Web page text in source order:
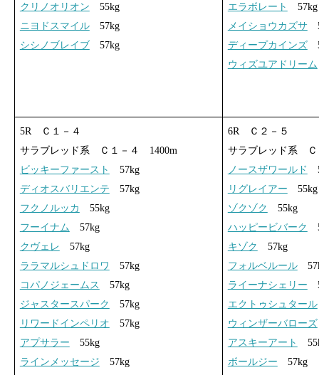
クリノオリオン 55kg
ニヨドスマイル57kg
シシノブレイブ 57kg
エラボレート
57kg
メイショウカズサ
ディープカインズ
ウィズユアドリーム
5R Ｃ１－４
サラブレッド系 Ｃ１－４ 1400m
ビッキーファースト
57kg
ディオスバリエンテ 57kg
フクノルッカ
55kg
フーイナム 57kg
クヴェレ 57kg
ララマルシュドロワ
57kg
コパノジェームス
57kg
ジャスタースパーク
57kg
リワードインペリオ 57kg
アプサラー 55kg
ラインメッセージ 57kg
6R Ｃ２－５
サラブレッド系
ノースザワールド
リグレイアー 55kg
ゾクゾク
55kg
ハッピービバーク
キゾク
57kg
フォルベルール
ライーナシェリー
エクトゥシュタール
ウィンザーバローズ
アスキーアート
ボールジー 57kg